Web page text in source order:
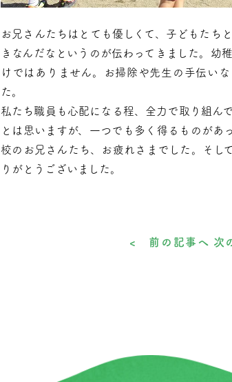
お兄さんたちはとても優しくて、子どもたち
きなんだなというのが伝わってきました。幼
けではありません。お掃除や先生の手伝い
た。
私たち職員も心配になる程、全力で取り組ん
とは思いますが、一つでも多く得るものがあ
校のお兄さんたち、お疲れさまでした。そし
りがとうございました。
< 前の記事へ 次